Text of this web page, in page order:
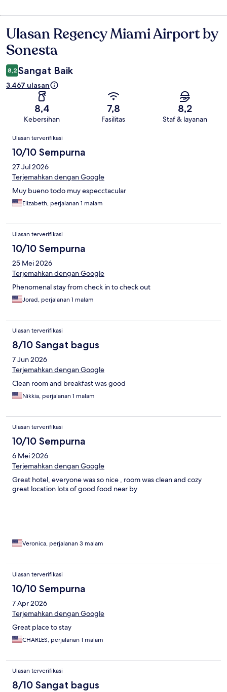
Ulasan
Ulasan Regency Miami Airport by
Sonesta
8,2 Sangat Baik
3.467 ulasan
8,4
Kebersihan
7,8
Fasilitas
8,2
Staf & layanan
Ulasan
Ulasan terverifikasi
10/10 Sempurna
27 Jul 2026
Terjemahkan dengan Google
Muy bueno todo muy especctacular
Elizabeth, perjalanan 1 malam
Ulasan terverifikasi
10/10 Sempurna
25 Mei 2026
Terjemahkan dengan Google
Phenomenal stay from check in to check out
Jorad, perjalanan 1 malam
Ulasan terverifikasi
8/10 Sangat bagus
7 Jun 2026
Terjemahkan dengan Google
Clean room and breakfast was good
Nikkia, perjalanan 1 malam
Ulasan terverifikasi
10/10 Sempurna
6 Mei 2026
Terjemahkan dengan Google
Great hotel, everyone was so nice , room was clean and cozy
great location lots of good food near by
Veronica, perjalanan 3 malam
Ulasan terverifikasi
10/10 Sempurna
7 Apr 2026
Terjemahkan dengan Google
Great place to stay
CHARLES, perjalanan 1 malam
Ulasan terverifikasi
8/10 Sangat bagus